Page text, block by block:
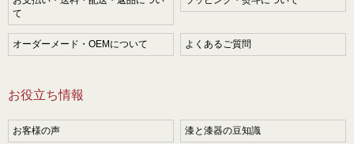
て
オーダーメード・OEMについて よくあるご質問
お役立ち情報
お客様の声 漆と漆器の豆知識